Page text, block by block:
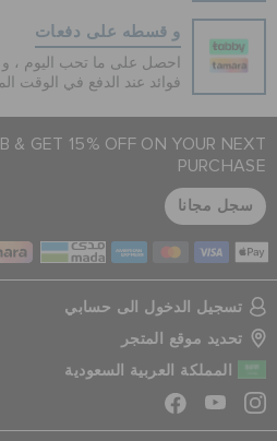
و قسطه على دفعات
احصل على ما تحب اليوم ،
فوائد عند الدفع في الوقت
& GET 15% OFF ON YOUR NEXT
PURCHASE
سجل مجانا
تسجيل الدخول الى حسابي
تحديد موقع المتجر
المملكة العربية السعودية